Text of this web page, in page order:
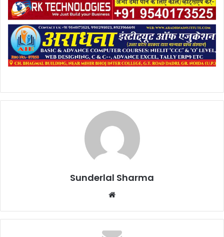
Sunderlal Sharma
Website